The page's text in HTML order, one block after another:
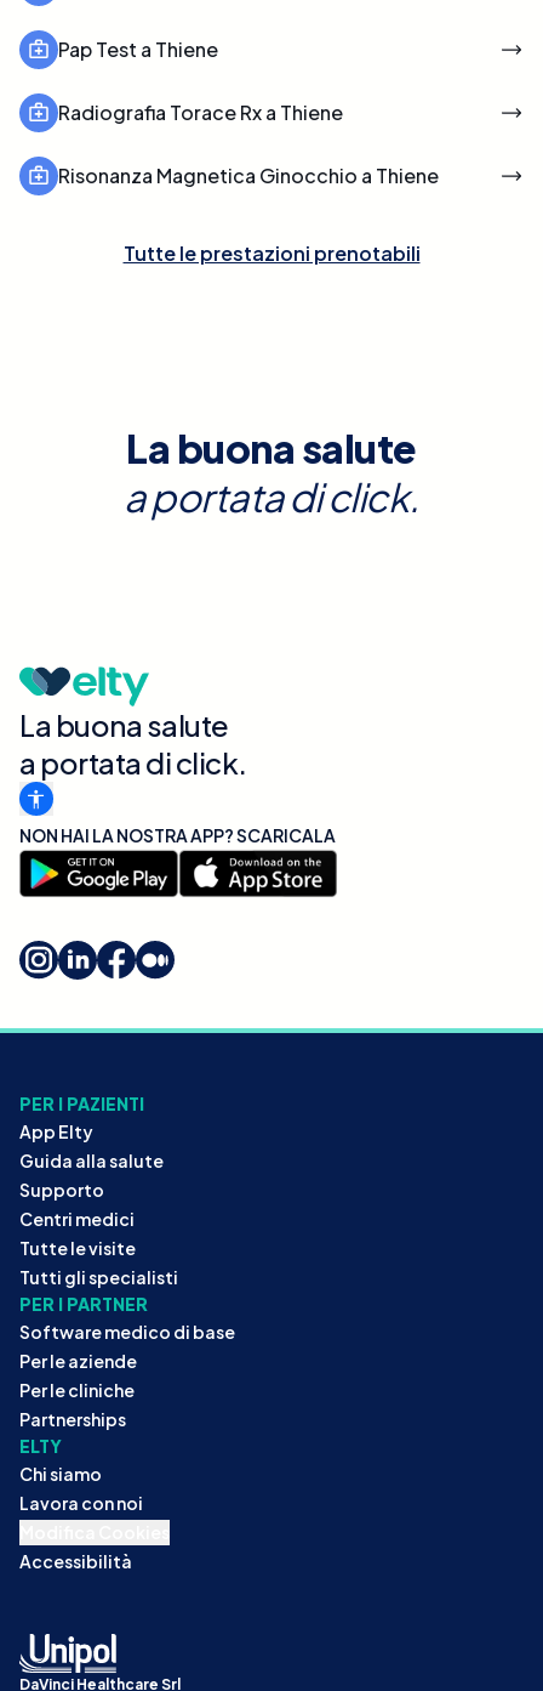
Pap Test a Thiene
Radiografia Torace Rx a Thiene
Risonanza Magnetica Ginocchio a Thiene
Tutte le prestazioni prenotabili
La buona salute
a portata di click.
La buona salute
a portata di click.
NON HAI LA NOSTRA APP? SCARICALA
PER I PAZIENTI
App Elty
Guida alla salute
Supporto
Centri medici
Tutte le visite
Tutti gli specialisti
PER I PARTNER
Software medico di base
Per le aziende
Per le cliniche
Partnerships
ELTY
Chi siamo
Lavora con noi
Accessibilità
DaVinci Healthcare Srl